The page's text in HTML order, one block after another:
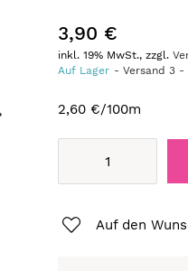
3,90 €
inkl. 19% MwSt., zzgl.
Auf Lager
Versand3 -
2,60 €/100m
Auf den